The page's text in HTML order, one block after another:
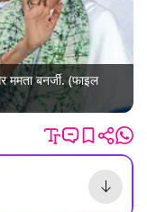
ममता बनर्जी. (फाइल